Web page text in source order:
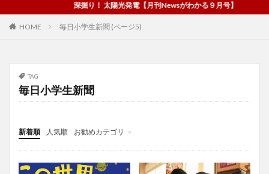
深掘り！ 太陽光発電【月刊Newsがわかる９月号】
HOME 毎日小学生新聞 (ページ5)
TAG
毎日小学生新聞
新着順 人気順
お勧めカテゴリ
投稿
学び
マンガ
電子書籍